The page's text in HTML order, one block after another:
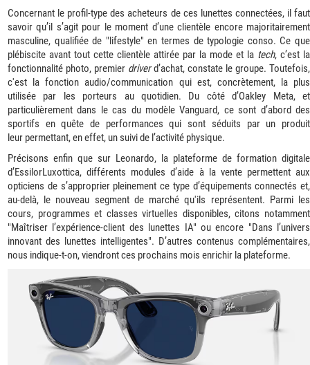
Concernant le profil-type des acheteurs de ces lunettes connectées, il faut
savoir qu’il s’agit pour le moment d’une clientèle encore majoritairement
masculine, qualifiée de "lifestyle" en termes de typologie conso. Ce que
plébiscite avant tout cette clientèle attirée par la mode et la tech, c’est la
fonctionnalité photo, premier driverd’achat, constate le groupe. Toutefois,
c'est la fonction audio/communication qui est, concrètement, la plus
utilisée par les porteurs au quotidien. Du côté d’Oakley Meta, et
particulièrement dans le cas du modèle Vanguard, ce sont d’abord des
sportifs en quête de performances qui sont séduits par un produit
leur permettant, en effet, un suivi de l’activité physique.
Précisons enfin que sur Leonardo, la plateforme de formation digitale
d’EssilorLuxottica, différents modules d’aide à la vente permettent aux
opticiens de s’approprier pleinement ce type d’équipements connectés et,
au-delà, le nouveau segment de marché qu'ils représentent. Parmi les
cours, programmes et classes virtuelles disponibles, citons notamment
"Maîtriser l’expérience-client des lunettes IA" ou encore "Dans l’univers
innovant des lunettes intelligentes". D’autres contenus complémentaires,
nous indique-t-on, viendront ces prochains mois enrichir la plateforme.